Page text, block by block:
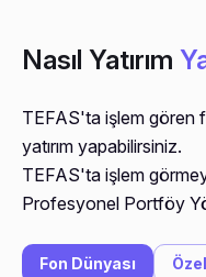
Nasıl Yatırım
TEFAS'ta işlem gören
yatırım yapabilirsiniz.
TEFAS'ta işlem
Profesyonel Portföy
Fon Dünyası